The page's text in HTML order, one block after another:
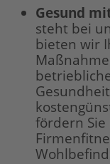
Gesund
steht bei
bieten wir
fördern